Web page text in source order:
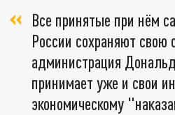
Все принятые при нём
России сохраняют свою
администрация
принимает уже и свои
экономическому